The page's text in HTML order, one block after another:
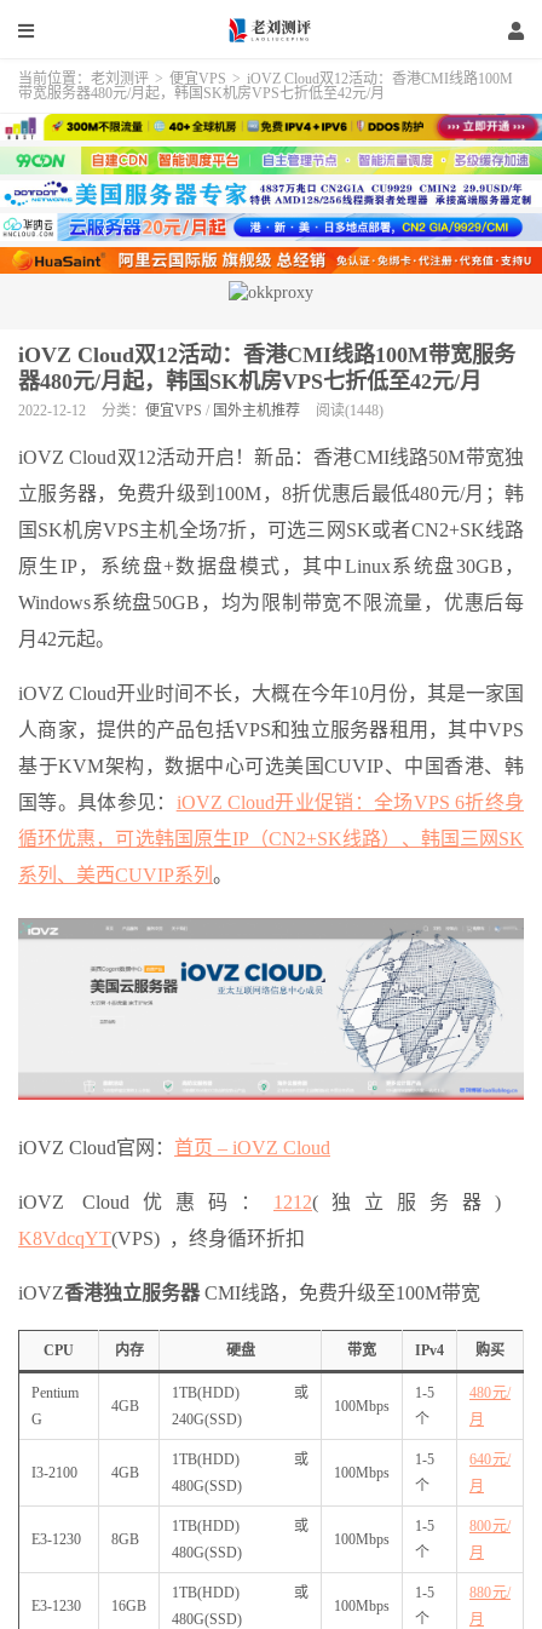
当前位置： 老刘测评 > 便宜VPS > iOVZ Cloud双12活动：香港CMI线路100M
带宽服务器480元/月起，韩国SK机房VPS七折低至42元/月
iOVZ Cloud双12活动：香港CMI线路100M带宽服务
器480元/月起，韩国SK机房VPS七折低至42元/月
2022-12-12 分类： 便宜VPS / 国外主机推荐 阅读(1448)
iOVZ Cloud双12活动开启！新品：香港CMI线路50M带宽独
立服务器，免费升级到100M，8折优惠后最低480元/月；韩
国SK机房VPS主机全场7折，可选三网SK或者CN2+SK线路
原生IP，系统盘+数据盘模式，其中Linux系统盘30GB，
Windows系统盘50GB，均为限制带宽不限流量，优惠后每
月42元起。
iOVZ Cloud开业时间不长，大概在今年10月份，其是一家国
人商家，提供的产品包括VPS和独立服务器租用，其中VPS
基于KVM架构，数据中心可选美国CUVIP、中国香港、韩
国等。具体参见： iOVZ Cloud开业促销：全场VPS 6折终身
循环优惠，可选韩国原生IP（CN2+SK线路）、韩国三网SK
系列、美西CUVIP系列 。
iOVZ Cloud官网： 首页 – iOVZ Cloud
iOVZ Cloud优惠码： 1212(独立服务器)
K8VdcqYT(VPS) ，终身循环折扣
iOVZ香港独立服务器CMI线路，免费升级至100M带宽
CPU 内存 硬盘 带宽 IPv4 购买
Pentium
G
4GB
1TB(HDD)或
240G(SSD)
100Mbps
1-5
个
480元/
月
I3-2100 4GB
1TB(HDD)或
480G(SSD)
100Mbps
1-5
个
640元/
月
E3-1230 8GB
1TB(HDD)或
480G(SSD)
100Mbps
1-5
个
800元/
月
E3-1230 16GB
1TB(HDD)或
480G(SSD)
100Mbps
1-5
个
880元/
月